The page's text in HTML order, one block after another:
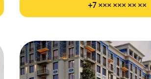
+7 ××× ××× ×× ××